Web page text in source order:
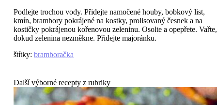
Podlejte trochou vody. Přidejte namočené houby, bobkový list,
kmín, brambory pokrájené na kostky, prolisovaný česnek a na
kostičky pokrájenou kořenovou zeleninu. Osolte a opepřete. Vařte,
dokud zelenina nezměkne. Přidejte majoránku.
štítky: bramboračka
Další výborné recepty z rubriky